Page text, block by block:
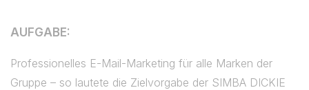
AUFGABE:
Professionelles E-Mail-Marketing für alle Marken der
Gruppe – so lautete die Zielvorgabe der SIMBA DICKIE